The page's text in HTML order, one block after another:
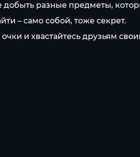
разные предметы,
– само собой, тоже секрет.
и хвастайтесь друзьям